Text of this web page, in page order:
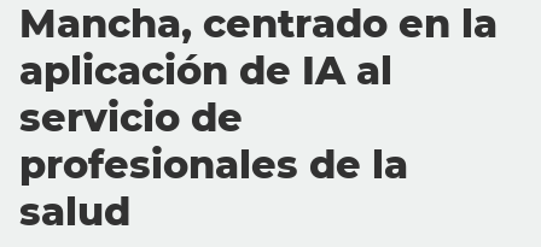
Mancha, centrado en la
aplicación de IA al
servicio de
profesionales de la
salud